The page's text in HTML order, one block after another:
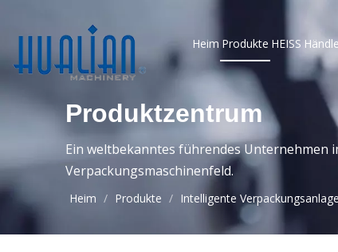
Heim Produkte HEISS
Produktzentrum
Ein weltbekanntes führendes Unternehmen
Verpackungsmaschinenfeld.
Heim / Produkte / Intelligente